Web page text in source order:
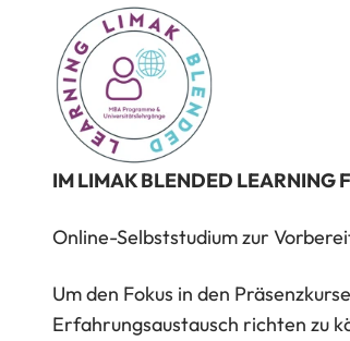
IM LIMAK BLENDED LEARNING
Online-Selbststudium zur
Um den Fokus in den
Erfahrungsaustausch richten zu